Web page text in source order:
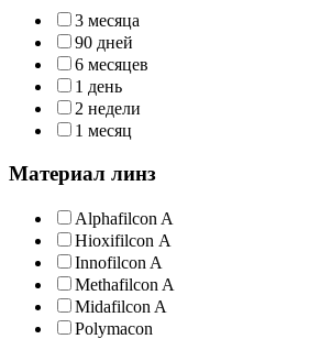
3 месяца
90 дней
6 месяцев
1 день
2 недели
1 месяц
Материал линз
Alphafilcon A
Hioxifilcon А
Innofilcon A
Methafilcon A
Midafilcon A
Polymacon